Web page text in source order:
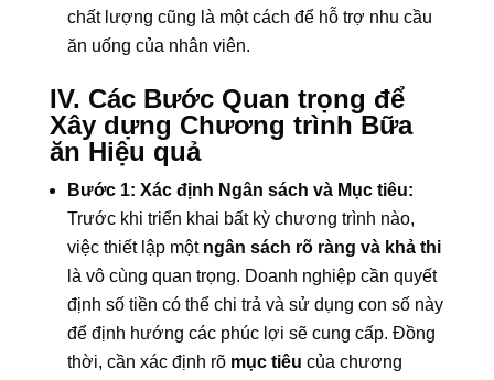
chất lượng cũng là một cách để hỗ trợ nhu cầu
ăn uống của nhân viên.
IV. Các Bước Quan trọng để
Xây dựng Chương trình Bữa
ăn Hiệu quả
Bước 1: Xác định Ngân sách và Mục tiêu:
Trước khi triển khai bất kỳ chương trình nào,
việc thiết lập một ngân sách rõ ràng và khả thi
là vô cùng quan trọng. Doanh nghiệp cần quyết
định số tiền có thể chi trả và sử dụng con số này
để định hướng các phúc lợi sẽ cung cấp. Đồng
thời, cần xác định rõ mục tiêu của chương